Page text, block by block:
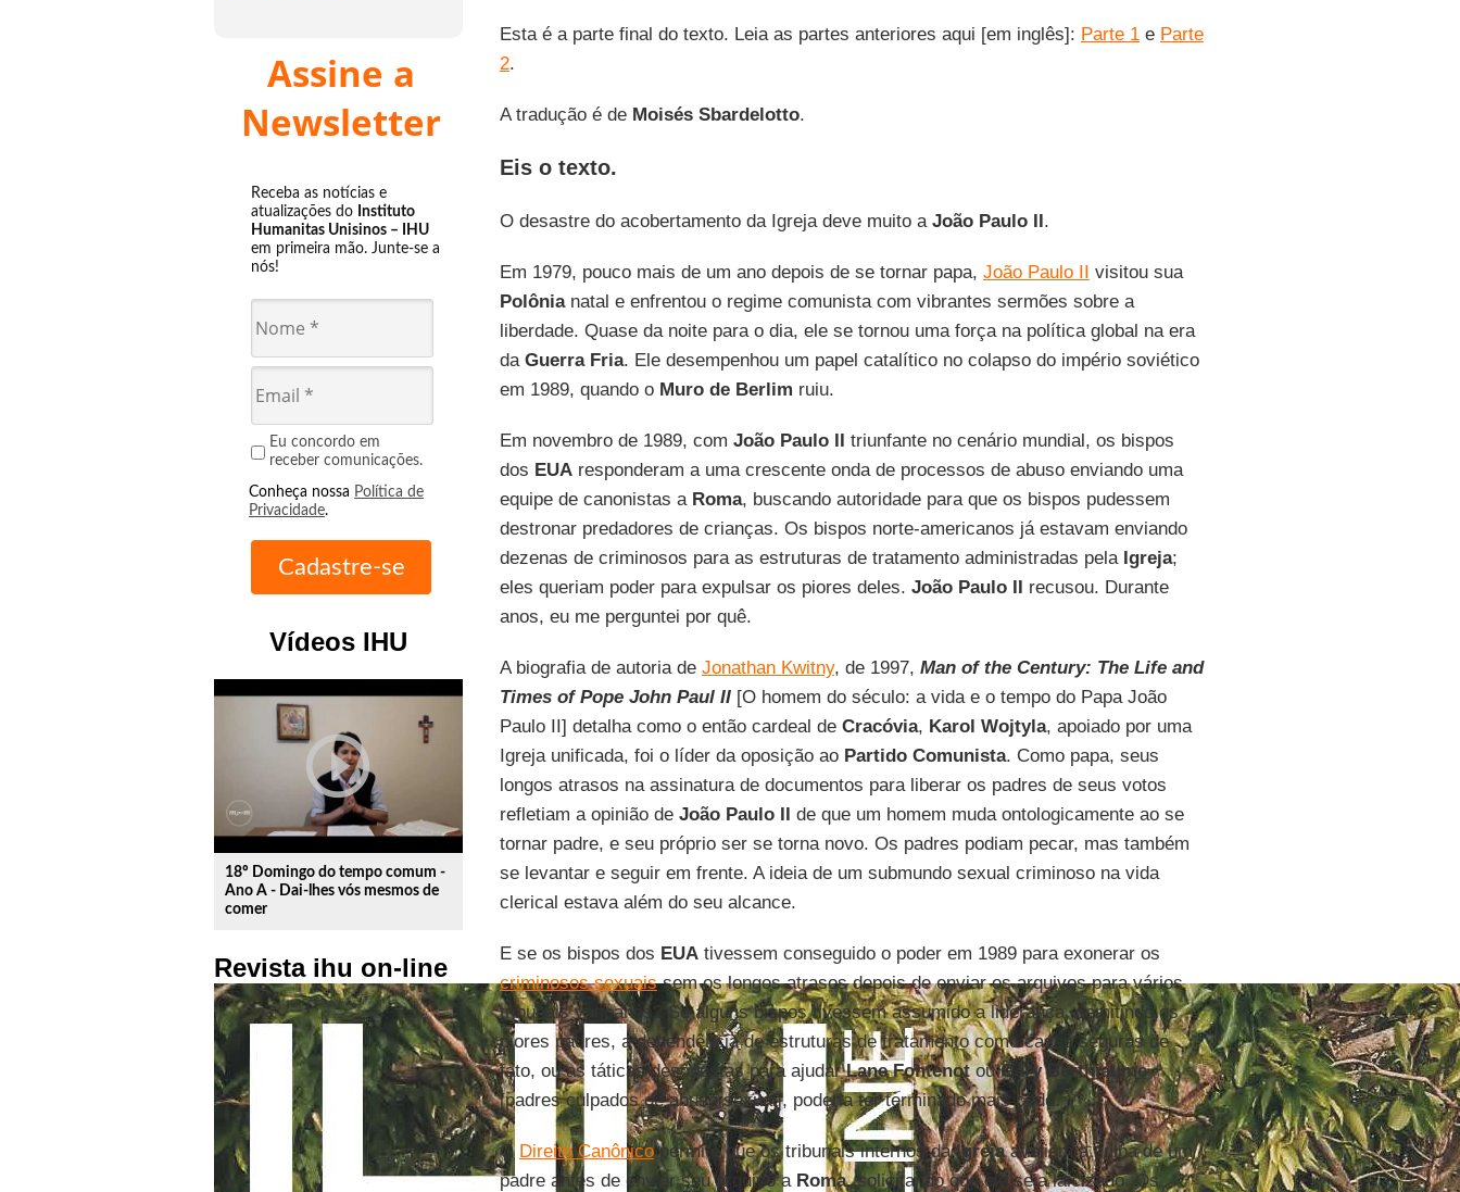
Assine a
Newsletter
Receba as notícias e
atualizações do Instituto
Humanitas Unisinos – IHU
em primeira mão. Junte-se a
nós!
Eu concordo em
receber comunicações.
Conheça nossa Política de
Privacidade.
Vídeos IHU
play_circle_outline
18º Domingo do tempo comum -
Ano A - Dai-lhes vós mesmos de
comer
Revista ihu on-line
Esta é a parte final do texto. Leia as partes anteriores aqui [em inglês]: Parte 1e Parte
2.
A tradução é de Moisés Sbardelotto.
Eis o texto.
O desastre do acobertamento da Igreja deve muito a João Paulo II.
Em 1979, pouco mais de um ano depois de se tornar papa, João Paulo II visitou sua
Polônianatal e enfrentou o regime comunista com vibrantes sermões sobre a
liberdade. Quase da noite para o dia, ele se tornou uma força na política global na era
da Guerra Fria. Ele desempenhou um papel catalítico no colapso do império soviético
em 1989, quando o Muro de Berlim ruiu.
Em novembro de 1989, com João Paulo II triunfante no cenário mundial, os bispos
dos EUAresponderam a uma crescente onda de processos de abuso enviando uma
equipe de canonistas a Roma, buscando autoridade para que os bispos pudessem
destronar predadores de crianças. Os bispos norte-americanos já estavam enviando
dezenas de criminosos para as estruturas de tratamento administradas pela Igreja;
eles queriam poder para expulsar os piores deles. João Paulo II recusou. Durante
anos, eu me perguntei por quê.
A biografia de autoria de Jonathan Kwitny, de 1997, Man of the Century: The Life and
Times of Pope John Paul II[O homem do século: a vida e o tempo do Papa João
Paulo II] detalha como o então cardeal de Cracóvia, Karol Wojtyla, apoiado por uma
Igreja unificada, foi o líder da oposição ao Partido Comunista. Como papa, seus
longos atrasos na assinatura de documentos para liberar os padres de seus votos
refletiam a opinião de João Paulo II de que um homem muda ontologicamente ao se
tornar padre, e seu próprio ser se torna novo. Os padres podiam pecar, mas também
se levantar e seguir em frente. A ideia de um submundo sexual criminoso na vida
clerical estava além do seu alcance.
E se os bispos dos EUAtivessem conseguido o poder em 1989 para exonerar os
criminosos sexuaissem os longos atrasos depois de enviar os arquivos para vários
tribunais vaticanos? Se alguns bispos tivessem assumido a liderança, demitindo os
piores padres, a dependência de estruturas de tratamento como casas seguras de
fato, ou as táticas desonestas para ajudarLane FontenotouGary Berthiaume
[padres culpados de abuso sexual], poderia ter terminado mais cedo.
O Direito Canônicopermite que os tribunais internos daIgrejaavaliem a culpa de um
padre antes de enviar seu arquivo a Roma, solicitando que ele seja laicizado. Os